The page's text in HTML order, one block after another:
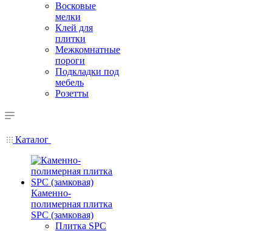
Восковые
мелки
Клей для
плитки
Межкомнатные
пороги
Подкладки под
мебель
Розетты
Каталог
Каменно-
полимерная плитка
SPC (замковая)
Плитка SPC